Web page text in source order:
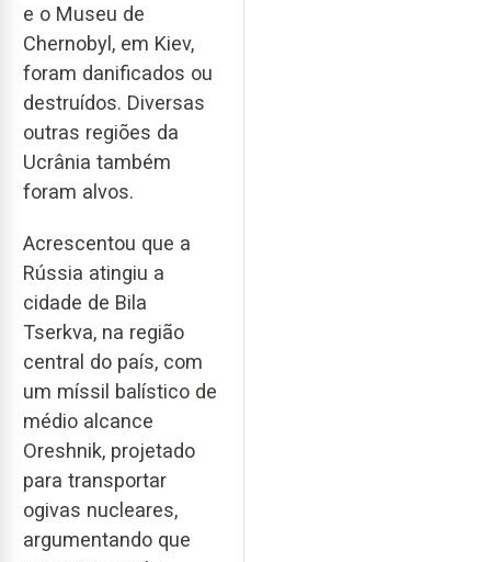
e o Museu de
Chernobyl, em Kiev,
foram danificados ou
destruídos. Diversas
outras regiões da
Ucrânia também
foram alvos.
Acrescentou que a
Rússia atingiu a
cidade de Bila
Tserkva, na região
central do país, com
um míssil balístico de
médio alcance
Oreshnik, projetado
para transportar
ogivas nucleares,
argumentando que